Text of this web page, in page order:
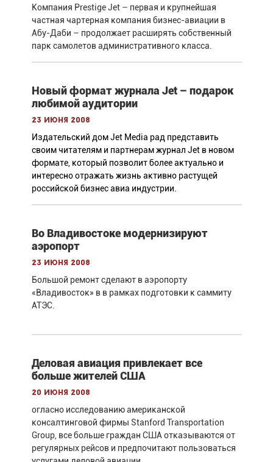
Компания Prestige Jet – первая и крупнейшая
частная чартерная компания бизнес-авиации в
Абу-Даби – продолжает расширять собственный
парк самолетов административного класса.
Новый формат журнала Jet – подарок
любимой аудитории
23 июня 2008
Издательский дом Jet Media рад представить
своим читателям и партнерам журнал Jet в новом
формате, который позволит более актуально и
интересно отражать жизнь активно растущей
российской бизнес авиа индустрии.
Во Владивостоке модернизируют
аэропорт
23 июня 2008
Большой ремонт сделают в аэропорту
«Владивосток» в в рамках подготовки к саммиту
АТЭС.
Деловая авиация привлекает все
больше жителей США
20 июня 2008
огласно исследованию американской
консалтинговой фирмы Stanford Transportation
Group, все больше граждан США отказываются от
регулярных рейсов и предпочитают пользоваться